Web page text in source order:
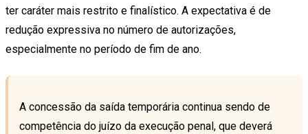
ter caráter mais restrito e finalístico. A expectativa é de
redução expressiva no número de autorizações,
especialmente no período de fim de ano.
A concessão da saída temporária continua sendo de
competência do juízo da execução penal, que deverá